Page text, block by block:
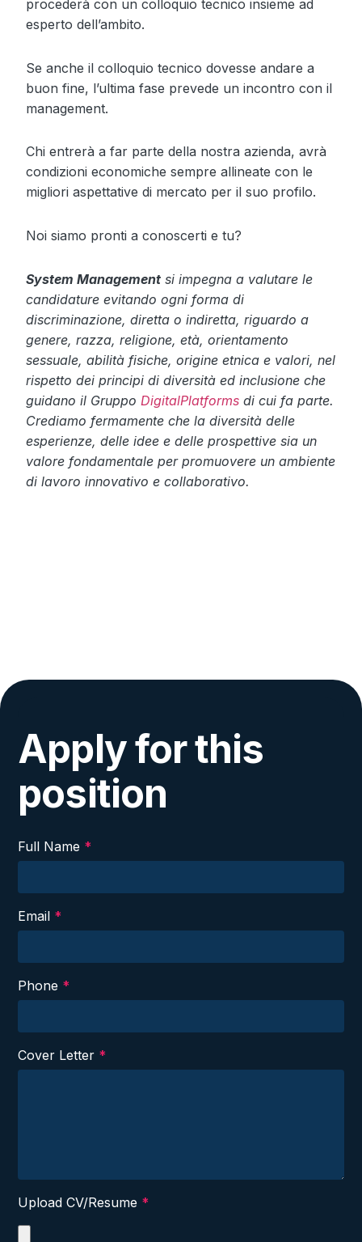
procederà con un colloquio tecnico insieme ad
esperto dell’ambito.
Se anche il colloquio tecnico dovesse andare a
buon fine, l’ultima fase prevede un incontro con il
management.
Chi entrerà a far parte della nostra azienda, avrà
condizioni economiche sempre allineate con le
migliori aspettative di mercato per il suo profilo.
Noi siamo pronti a conoscerti e tu?
System Management si impegna a valutare le
candidature evitando ogni forma di
discriminazione, diretta o indiretta, riguardo a
genere, razza, religione, età, orientamento
sessuale, abilità fisiche, origine etnica e valori, nel
rispetto dei principi di diversità ed inclusione che
guidano il Gruppo DigitalPlatforms di cui fa parte.
Crediamo fermamente che la diversità delle
esperienze, delle idee e delle prospettive sia un
valore fondamentale per promuovere un ambiente
di lavoro innovativo e collaborativo.
Apply for this
position
Full Name *
Email *
Phone *
Cover Letter *
Upload CV/Resume *